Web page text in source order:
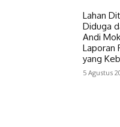
Lahan
Diduga
Andi
Laporan
yang
5 Agustus